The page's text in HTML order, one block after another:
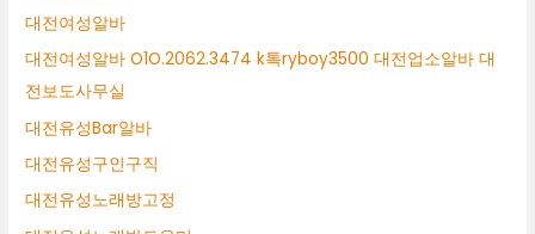
대전여성알바
대전여성알바 O1O.2062.3474 k톡ryboy3500 대전업소알바 대
전보도사무실
대전유성Bar알바
대전유성구인구직
대전유성노래방고정